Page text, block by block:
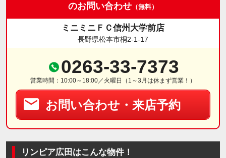
のお問い合わせ （無料）
ミニミニＦＣ信州大学前店
長野県松本市桐2-1-17
0263-33-7373
営業時間：10:00～18:00／火曜日（1～3月は休まず営業！）
お問い合わせ・来店予約
リンピア広田はこんな物件！